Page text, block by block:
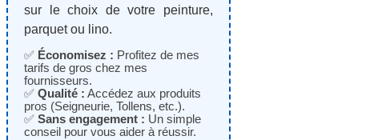
sur le choix de votre peinture,
parquet ou lino.
✅ Économisez : Profitez de mes
tarifs de gros chez mes
fournisseurs.
✅ Qualité : Accédez aux produits
pros (Seigneurie, Tollens, etc.).
✅ Sans engagement : Un simple
conseil pour vous aider à réussir.